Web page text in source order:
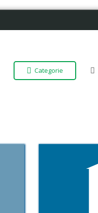
Categorie